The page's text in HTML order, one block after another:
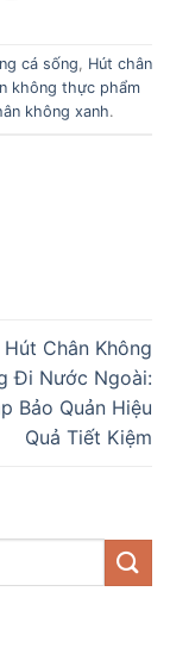
cá sống, Hút chân
không thực phẩm
không xanh.
Chân Không
Đi Nước Ngoài:
Bảo Quản Hiệu
Quả Tiết Kiệm